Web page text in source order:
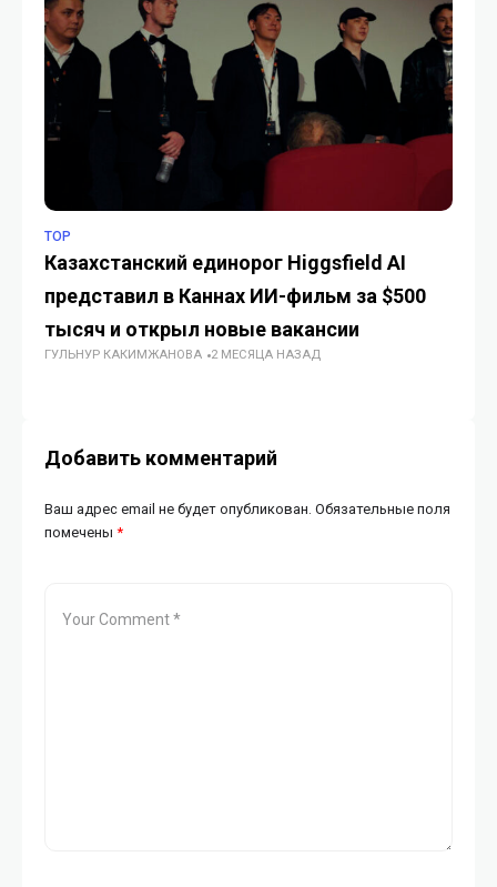
TOP
Казахстанский единорог Higgsfield AI
представил в Каннах ИИ-фильм за $500
тысяч и открыл новые вакансии
ГУЛЬНУР КАКИМЖАНОВА 2 МЕСЯЦА НАЗАД
Добавить комментарий
Ваш адрес email не будет опубликован. Обязательные поля
помечены *